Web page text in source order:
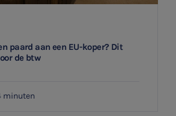
VINDEN
paard aan een EU-koper? Dit
de btw
minuten